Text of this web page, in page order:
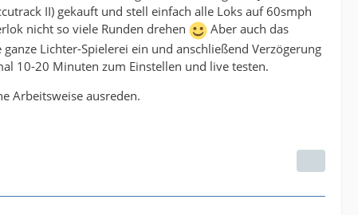
II) gekauft und stell einfach alle Loks auf 60smph
nicht so viele Runden drehen
Aber auch das
Lichter-Spielerei ein und anschließend Verzögerung
10-20 Minuten zum Einstellen und live testen.
Arbeitsweise ausreden.